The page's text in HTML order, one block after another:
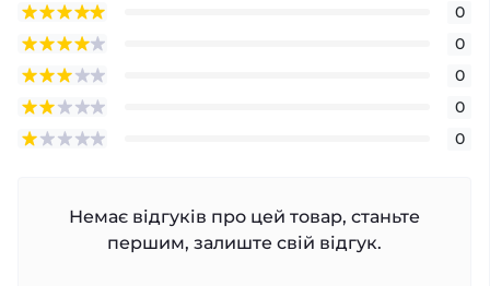
0
0
0
0
0
Немає відгуків про цей товар, станьте
першим, залиште свій відгук.